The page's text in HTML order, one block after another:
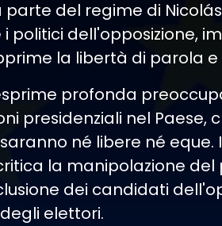
del regime di
politici dell'opposizione,
la libertà di parola e
profonda
presidenziali nel Paese,
né libere né eque.
la manipolazione del
dei candidati
elettori.